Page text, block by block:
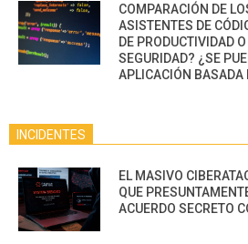
COMPARACIÓN DE
ASISTENTES DE
DE PRODUCTIVIDAD
SEGURIDAD? ¿SE
APLICACIÓN BASADA
INCIDENTES
EL MASIVO
QUE
ACUERDO SECRETO